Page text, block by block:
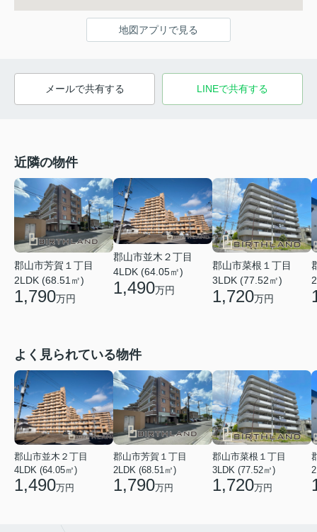
地図アプリで見る
メールで共有する LINEで共有する
近隣の物件
郡山市芳賀１丁目
2LDK (68.51㎡)
1,790万円
郡山市並木２丁目
4LDK (64.05㎡)
1,490万円
郡山市菜根１丁目
3LDK (77.52㎡)
1,720万円
よく見られている物件
郡山市並木２丁目
4LDK (64.05㎡)
1,490万円
郡山市芳賀１丁目
2LDK (68.51㎡)
1,790万円
郡山市菜根１丁目
3LDK (77.52㎡)
1,720万円